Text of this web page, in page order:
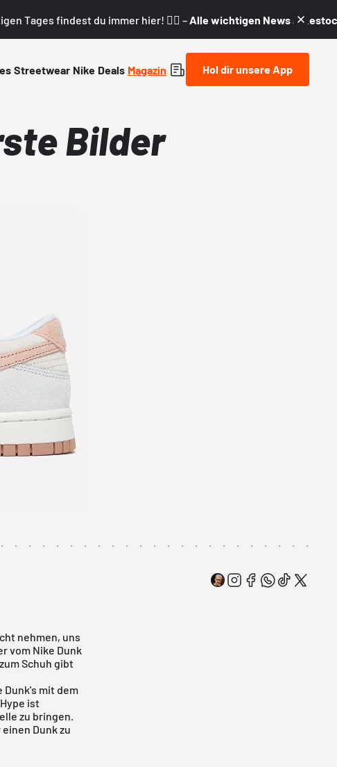
Tages findest du immer hier! 👇🏼 – Alle wichtigen News &
Streetwear Nike Deals Magazin Hol dir unsere App
Bilder
nehmen, uns
vom Nike Dunk
Schuh gibt
Dunk's mit dem
ist
zu bringen.
Dunk zu